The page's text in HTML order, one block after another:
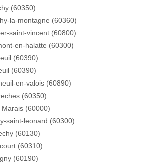
(60350)
la-montagne (60360)
saint-vincent (60800)
en-halatte (60300)
(60390)
(60390)
en-valois (60890)
(60350)
(60000)
saint-leonard (60300)
(60130)
(60310)
(60190)